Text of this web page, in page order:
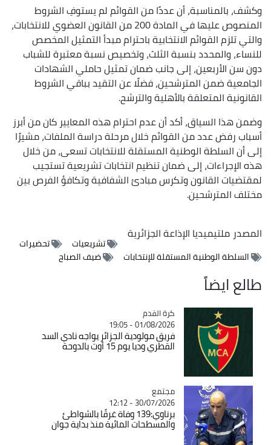
وكشف، بالمناسبة، أن عددًا من القوائم لم يستوفِ الشروط
المنصوص عليها في المادة 200 من القانون العضوي للانتخابات،
والتي تلزم القوائم الانتخابية باحترام مبدأ التمثيل المخصص
للنساء، والمحدد بنسبة الثلث، وتخصيص نسبة معتبرة للشباب
دون سن الأربعين، إلى جانب ضمان تمثيل حاملي الشهادات
الجامعية ضمن المترشحين، فضلًا عن التقيد بباقي الشروط
القانونية المتعلقة بالأهلية والترشح.
وضمن هذا السياق، أكد أن عدم احترام هذه المعايير كان من أبرز
أسباب رفض عدد من القوائم خلال مرحلة دراسة الملفات، مشيرًا
إلى أن السلطة الوطنية المستقلة للانتخابات تسعى، من خلال
هذه الإجراءات، إلى ضمان تنظيم انتخابات تشريعية تستجيب
لمقتضيات القانون وتكرس مبادئ الشفافية وتكافؤ الفرص بين
مختلف المترشحين.
المصدرملتيميديا الإذاعة الجزائرية
تشريعيات
تحضيرات
السلطة الوطنية المستقلة للإنتخابات
ضيف الصباح
طالع ايضاً
Catégorie
كرة القدم
01/08/2026 - 19:05
فريق مولودية الجزائر يواجه نادي السد
القطري وديا يوم 15 أوت بالدوحة
Catégorie
مجتمع
30/07/2026 - 12:12
برناوي:139 وفاة غرقًا بالشواطئ
والمسطحات المائية منذ بداية جوان